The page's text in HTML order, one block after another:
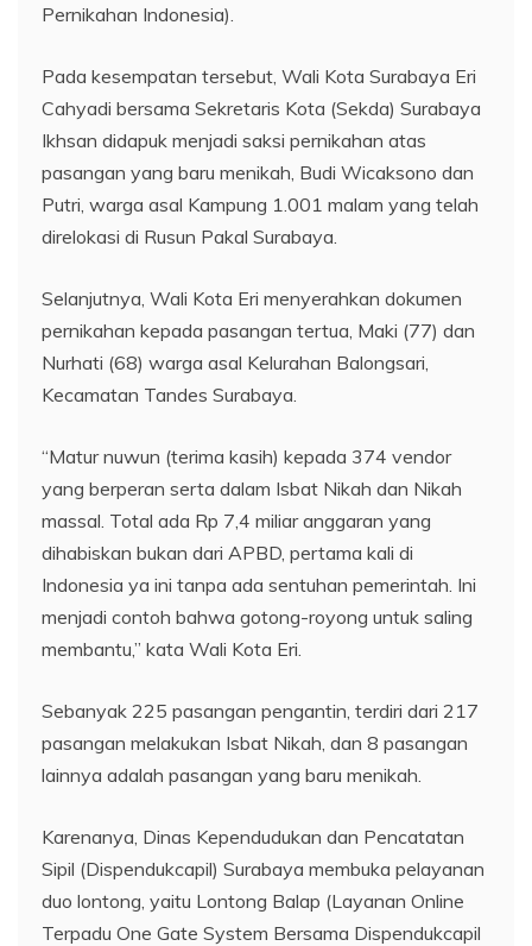
Pernikahan Indonesia).
Pada kesempatan tersebut, Wali Kota Surabaya Eri
Cahyadi bersama Sekretaris Kota (Sekda) Surabaya
Ikhsan didapuk menjadi saksi pernikahan atas
pasangan yang baru menikah, Budi Wicaksono dan
Putri, warga asal Kampung 1.001 malam yang telah
direlokasi di Rusun Pakal Surabaya.
Selanjutnya, Wali Kota Eri menyerahkan dokumen
pernikahan kepada pasangan tertua, Maki (77) dan
Nurhati (68) warga asal Kelurahan Balongsari,
Kecamatan Tandes Surabaya.
“Matur nuwun (terima kasih) kepada 374 vendor
yang berperan serta dalam Isbat Nikah dan Nikah
massal. Total ada Rp 7,4 miliar anggaran yang
dihabiskan bukan dari APBD, pertama kali di
Indonesia ya ini tanpa ada sentuhan pemerintah. Ini
menjadi contoh bahwa gotong-royong untuk saling
membantu,” kata Wali Kota Eri.
Sebanyak 225 pasangan pengantin, terdiri dari 217
pasangan melakukan Isbat Nikah, dan 8 pasangan
lainnya adalah pasangan yang baru menikah.
Karenanya, Dinas Kependudukan dan Pencatatan
Sipil (Dispendukcapil) Surabaya membuka pelayanan
duo lontong, yaitu Lontong Balap (Layanan Online
Terpadu One Gate System Bersama Dispendukcapil